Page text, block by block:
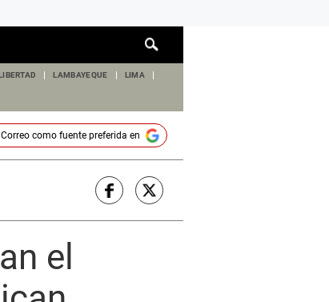
de
LAMBAYEQUE LIMA
Correocomo fuente preferida en
el